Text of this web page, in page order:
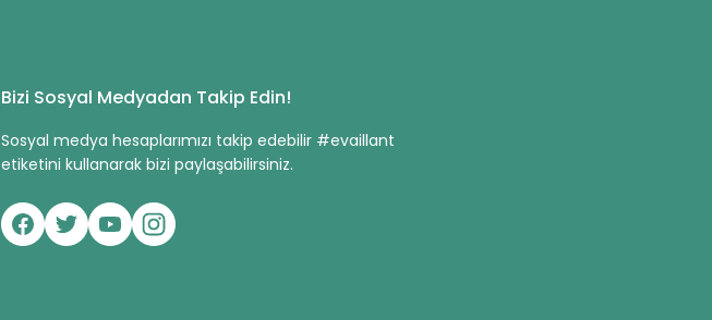
Bizi Sosyal Medyadan Takip Edin!
Sosyal medya hesaplarımızı takip edebilir #evaillant
etiketini kullanarak bizi paylaşabilirsiniz.